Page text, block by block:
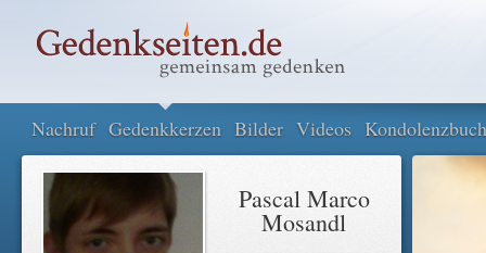
Nachruf Gedenkkerzen Bilder Videos Kondolenzbuch
Pascal Marco
Mosandl